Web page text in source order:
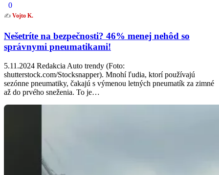
0
✍️ Vojto K.
Nešetríte na bezpečnosti? 46% menej nehôd so
správnymi pneumatikami!
5.11.2024 Redakcia Auto trendy (Foto:
shutterstock.com/Stocksnapper). Mnohí ľudia, ktorí používajú
sezónne pneumatiky, čakajú s výmenou letných pneumatík za zimné
až do prvého sneženia. To je…